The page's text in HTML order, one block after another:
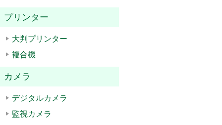
プリンター
大判プリンター
複合機
カメラ
デジタルカメラ
監視カメラ